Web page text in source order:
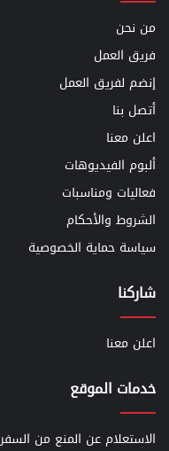
من نحن
فريق العمل
إنضم لفريق العمل
أتصل بنا
اعلن معنا
ألبوم الفيديوهات
فعاليات ومناسبات
الشروط والأحكام
سياسة حماية الخصوصية
شاركنا
اعلن معنا
خدمات الموقع
الاستعلام عن المنع من السفر